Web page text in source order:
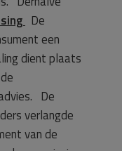
De
een
dient plaats
De
verlangde
van de